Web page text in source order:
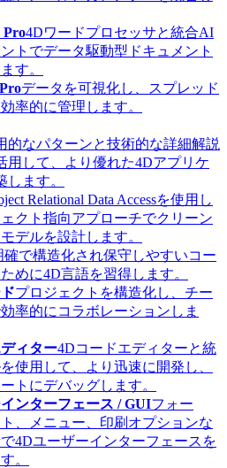
Pro4Dワードプロセッサと統合AI
トでデータ駆動型ドキュメント
す。
データを可視化し、スプレッド
率的に管理します。
的なパターンと技術的な詳細解説
用して、より優れた4Dアプリケ
します。
Relational Data Accessを使用し
クト指向アプローチでクリーン
デルを設計します。
確で構造化され保守しやすいコー
めに4D言語を習得します。
プロジェクトを構造化し、チー
率的にコラボレーションしま
ィター4Dコードエディターと統
使用して、より迅速に開発し、
トにデバッグします。
ンターフェース / GUIフォー
、メニュー、印刷オプションな
4Dユーザーインターフェースを
。